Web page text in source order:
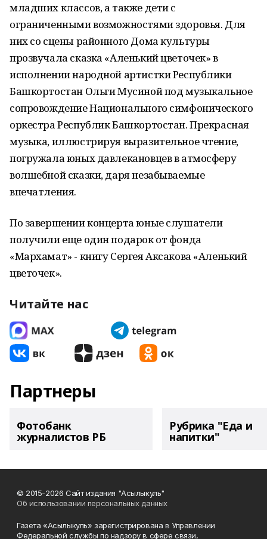
младших классов, а также дети с
ограниченными возможностями здоровья. Для
них со сцены районного Дома культуры
прозвучала сказка «Аленький цветочек» в
исполнении народной артистки Республики
Башкортостан Ольги Мусиной под музыкальное
сопровождение Национального симфонического
оркестра Республик Башкортостан. Прекрасная
музыка, иллюстрируя выразительное чтение,
погружала юных давлекановцев в атмосферу
волшебной сказки, даря незабываемые
впечатления.
По завершении концерта юные слушатели
получили еще один подарок от фонда
«Мархамат» - книгу Сергея Аксакова «Аленький
цветочек».
Читайте нас
Партнеры
Фотобанк
журналистов РБ
Рубрика "Еда и
напитки"
© 2015-2026 Сайт издания "Асылыкуль"
Об использовании персональных данных
Газета «Асылыкуль» зарегистрирована в Управлении
Федеральной службы по надзору в сфере связи,